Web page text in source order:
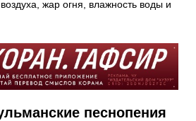
жар огня, влажность воды и
песнопения